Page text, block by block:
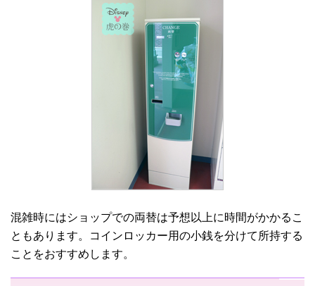
混雑時にはショップでの両替は予想以上に時間がかかるこ
ともあります。コインロッカー用の小銭を分けて所持する
ことをおすすめします。